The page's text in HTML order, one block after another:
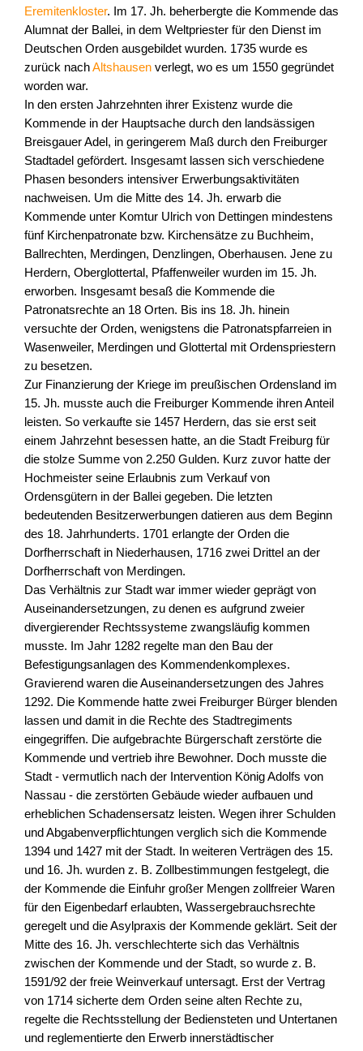
Eremitenkloster. Im 17. Jh. beherbergte die Kommende das
Alumnat der Ballei, in dem Weltpriester für den Dienst im
Deutschen Orden ausgebildet wurden. 1735 wurde es
zurück nachAltshausen verlegt, wo es um 1550 gegründet
worden war.
In den ersten Jahrzehnten ihrer Existenz wurde die
Kommende in der Hauptsache durch den landsässigen
Breisgauer Adel, in geringerem Maß durch den Freiburger
Stadtadel gefördert. Insgesamt lassen sich verschiedene
Phasen besonders intensiver Erwerbungsaktivitäten
nachweisen. Um die Mitte des 14. Jh. erwarb die
Kommende unter Komtur Ulrich von Dettingen mindestens
fünf Kirchenpatronate bzw. Kirchensätze zu Buchheim,
Ballrechten, Merdingen, Denzlingen, Oberhausen. Jene zu
Herdern, Oberglottertal, Pfaffenweiler wurden im 15. Jh.
erworben. Insgesamt besaß die Kommende die
Patronatsrechte an 18 Orten. Bis ins 18. Jh. hinein
versuchte der Orden, wenigstens die Patronatspfarreien in
Wasenweiler, Merdingen und Glottertal mit Ordenspriestern
zu besetzen.
Zur Finanzierung der Kriege im preußischen Ordensland im
15. Jh. musste auch die Freiburger Kommende ihren Anteil
leisten. So verkaufte sie 1457 Herdern, das sie erst seit
einem Jahrzehnt besessen hatte, an die Stadt Freiburg für
die stolze Summe von 2.250 Gulden. Kurz zuvor hatte der
Hochmeister seine Erlaubnis zum Verkauf von
Ordensgütern in der Ballei gegeben. Die letzten
bedeutenden Besitzerwerbungen datieren aus dem Beginn
des 18. Jahrhunderts. 1701 erlangte der Orden die
Dorfherrschaft in Niederhausen, 1716 zwei Drittel an der
Dorfherrschaft von Merdingen.
Das Verhältnis zur Stadt war immer wieder geprägt von
Auseinandersetzungen, zu denen es aufgrund zweier
divergierender Rechtssysteme zwangsläufig kommen
musste. Im Jahr 1282 regelte man den Bau der
Befestigungsanlagen des Kommendenkomplexes.
Gravierend waren die Auseinandersetzungen des Jahres
1292. Die Kommende hatte zwei Freiburger Bürger blenden
lassen und damit in die Rechte des Stadtregiments
eingegriffen. Die aufgebrachte Bürgerschaft zerstörte die
Kommende und vertrieb ihre Bewohner. Doch musste die
Stadt - vermutlich nach der Intervention König Adolfs von
Nassau - die zerstörten Gebäude wieder aufbauen und
erheblichen Schadensersatz leisten. Wegen ihrer Schulden
und Abgabenverpflichtungen verglich sich die Kommende
1394 und 1427 mit der Stadt. In weiteren Verträgen des 15.
und 16. Jh. wurden z. B. Zollbestimmungen festgelegt, die
der Kommende die Einfuhr großer Mengen zollfreier Waren
für den Eigenbedarf erlaubten, Wassergebrauchsrechte
geregelt und die Asylpraxis der Kommende geklärt. Seit der
Mitte des 16. Jh. verschlechterte sich das Verhältnis
zwischen der Kommende und der Stadt, so wurde z. B.
1591/92 der freie Weinverkauf untersagt. Erst der Vertrag
von 1714 sicherte dem Orden seine alten Rechte zu,
regelte die Rechtsstellung der Bediensteten und Untertanen
und reglementierte den Erwerb innerstädtischer